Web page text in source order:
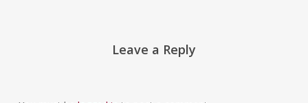
Leave a Reply